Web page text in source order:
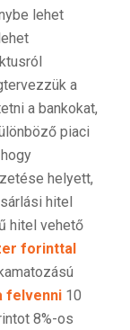
lehet
a
a bankokat,
piaci
helyett,
hitel
hitel vehető
forinttal
felvenni10
8%-os